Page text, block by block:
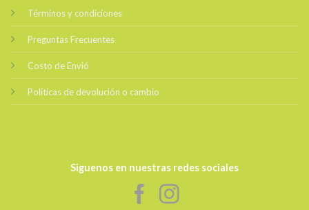
Términos y condiciones
Preguntas Frecuentes
Costo de Envió
Políticas de devolución o cambio
Siguenos en nuestras redes sociales